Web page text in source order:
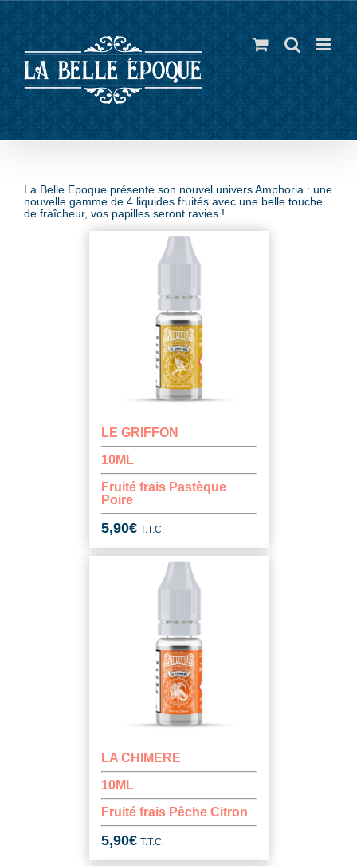
Skip
to
La Belle Epoque présente son nouvel univers Amphoria : une
nouvelle gamme de 4 liquides fruités avec une belle touche
de fraîcheur, vos papilles seront ravies !
LE GRIFFON
10ML
Fruité frais Pastèque
Poire
5,90€ T.T.C.
LA CHIMERE
10ML
Fruité frais Pêche Citron
5,90€ T.T.C.